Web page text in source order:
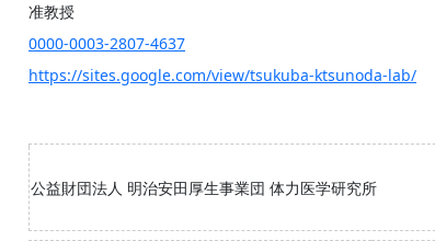
准教授
0000-0003-2807-4637
https://sites.google.com/view/tsukuba-ktsunoda-lab/
公益財団法人 明治安田厚生事業団 体力医学研究所